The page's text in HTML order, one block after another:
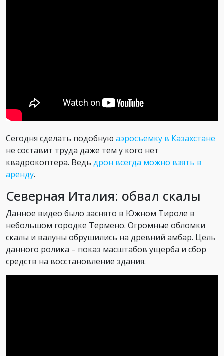
Сегодня сделать подобную аэросъемку в Казахстане
не составит труда даже тем у кого нет
квадрокоптера. Ведь дрон всегда можно взять в
аренду.
Северная Италия: обвал скалы
Данное видео было заснято в Южном Тироле в
небольшом городке Термено. Огромные обломки
скалы и валуны обрушились на древний амбар. Цель
данного ролика – показ масштабов ущерба и сбор
средств на восстановление здания.